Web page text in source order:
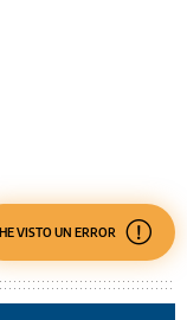
HE VISTO UN ERROR